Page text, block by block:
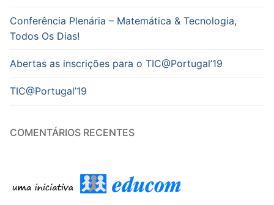
Conferência Plenária – Matemática & Tecnologia,
Todos Os Dias!
Abertas as inscrições para o TIC@Portugal’19
TIC@Portugal’19
COMENTÁRIOS RECENTES